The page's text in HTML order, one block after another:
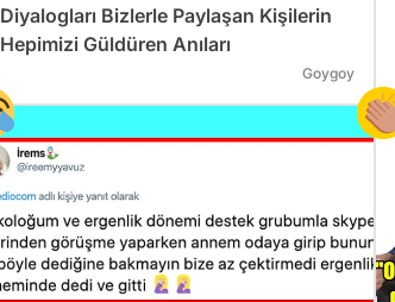
Diyalogları Bizlerle Paylaşan Kişilerin
Hepimizi Güldüren Anıları
Goygoy